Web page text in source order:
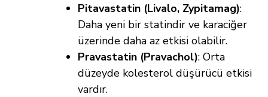
Pitavastatin (Livalo, Zypitamag):
Daha yeni bir statindir ve karaciğer
üzerinde daha az etkisi olabilir.
Pravastatin (Pravachol): Orta
düzeyde kolesterol düşürücü etkisi
vardır.